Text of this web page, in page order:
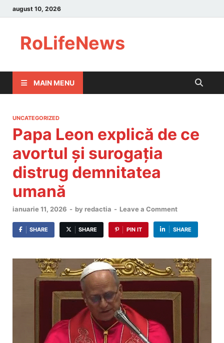
august 10, 2026
RoLifeNews
MAIN MENU
UNCATEGORIZED
Papa Leon explică de ce
avortul și surogația
distrug demnitatea
umană
ianuarie 11, 2026 - by redactia - Leave a Comment
SHARE SHARE PIN IT SHARE